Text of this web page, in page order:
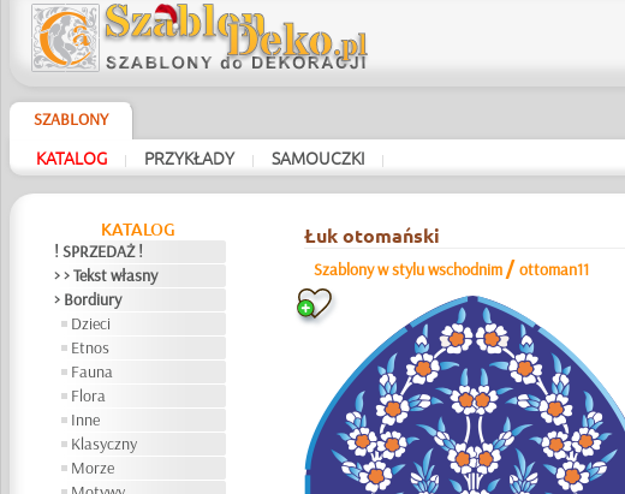
SZABLONY
KATALOG | PRZYKŁADY | SAMOUCZKI |
KATALOG
! SPRZEDAŻ !
> > Tekst własny
> Bordiury
Dzieci
Etnos
Fauna
Flora
Inne
Klasyczny
Morze
Łuk otomański
Szablony w stylu wschodnim /ottoman11